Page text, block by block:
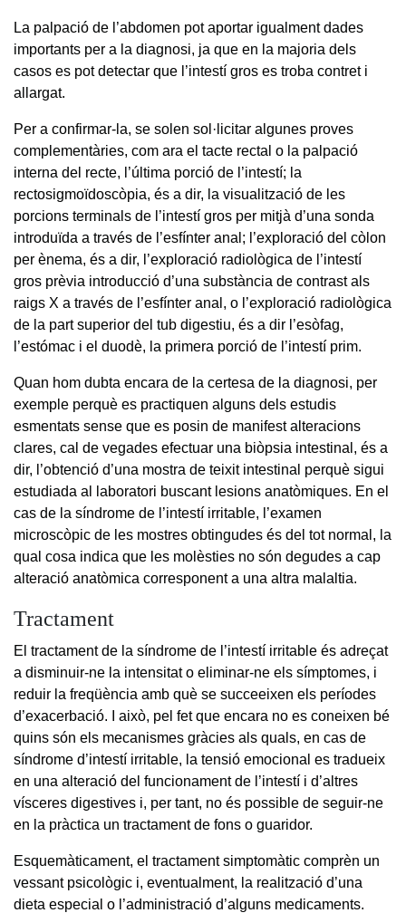
La palpació de l’abdomen pot aportar igualment dades
importants per a la diagnosi, ja que en la majoria dels
casos es pot detectar que l’intestí gros es troba contret i
allargat.
Per a confirmar-la, se solen sol·licitar algunes proves
complementàries, com ara el tacte rectal o la palpació
interna del recte, l’última porció de l’intestí; la
rectosigmoïdoscòpia, és a dir, la visualització de les
porcions terminals de l’intestí gros per mitjà d’una sonda
introduïda a través de l’esfínter anal; l’exploració del còlon
per ènema, és a dir, l’exploració radiològica de l’intestí
gros prèvia introducció d’una substància de contrast als
raigs X a través de l’esfínter anal, o l’exploració radiològica
de la part superior del tub digestiu, és a dir l’esòfag,
l’estómac i el duodè, la primera porció de l’intestí prim.
Quan hom dubta encara de la certesa de la diagnosi, per
exemple perquè es practiquen alguns dels estudis
esmentats sense que es posin de manifest alteracions
clares, cal de vegades efectuar una biòpsia intestinal, és a
dir, l’obtenció d’una mostra de teixit intestinal perquè sigui
estudiada al laboratori buscant lesions anatòmiques. En el
cas de la síndrome de l’intestí irritable, l’examen
microscòpic de les mostres obtingudes és del tot normal, la
qual cosa indica que les molèsties no són degudes a cap
alteració anatòmica corresponent a una altra malaltia.
Tractament
El tractament de la síndrome de l’intestí irritable és adreçat
a disminuir-ne la intensitat o eliminar-ne els símptomes, i
reduir la freqüència amb què se succeeixen els períodes
d’exacerbació. I això, pel fet que encara no es coneixen bé
quins són els mecanismes gràcies als quals, en cas de
síndrome d’intestí irritable, la tensió emocional es tradueix
en una alteració del funcionament de l’intestí i d’altres
vísceres digestives i, per tant, no és possible de seguir-ne
en la pràctica un tractament de fons o guaridor.
Esquemàticament, el tractament simptomàtic comprèn un
vessant psicològic i, eventualment, la realització d’una
dieta especial o l’administració d’alguns medicaments.